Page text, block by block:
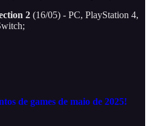
2 (16/05) - PC, PlayStation 4,
de games de maio de 2025!